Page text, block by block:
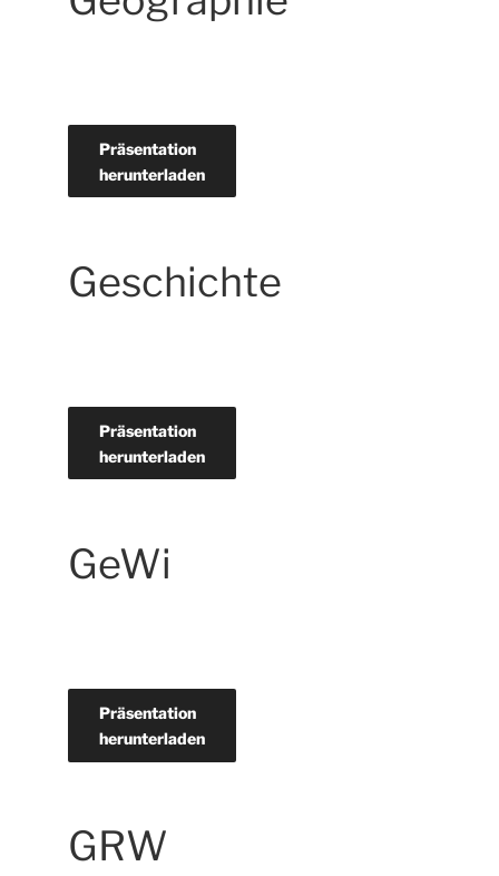
Präsentation
herunterladen
Geschichte
Präsentation
herunterladen
GeWi
Präsentation
herunterladen
GRW